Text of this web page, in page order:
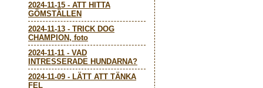
2024-11-15 - ATT HITTA
GÖMSTÄLLEN
2024-11-13 - TRICK DOG
CHAMPION, foto
2024-11-11 - VAD
INTRESSERADE HUNDARNA?
2024-11-09 - LÄTT ATT TÄNKA
FEL